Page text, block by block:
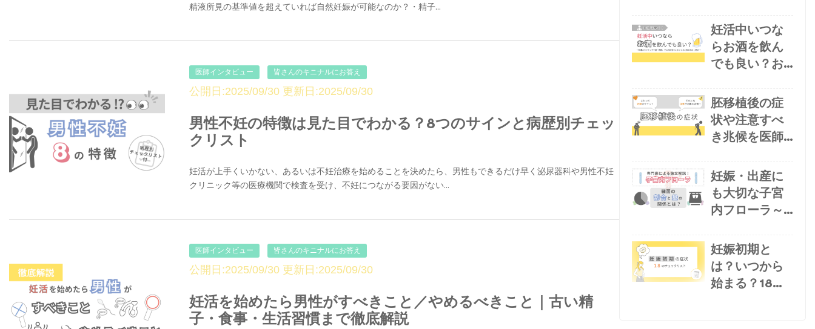
精液所見の基準値を超えていれば自然妊娠が可能なのか？・精子...
医師インタビュー 皆さんのキニナルにお答え
公開日:2025/09/30 更新日:2025/09/30
男性不妊の特徴は見た目でわかる？8つのサインと病歴別チェッ
クリスト
妊活が上手くいかない、あるいは不妊治療を始めることを決めたら、男性もできるだけ早く泌尿器科や男性不妊
クリニック等の医療機関で検査を受け、不妊につながる要因がない...
医師インタビュー 皆さんのキニナルにお答え
公開日:2025/09/30 更新日:2025/09/30
妊活を始めたら男性がすべきこと／やめるべきこと｜古い精
子・食事・生活習慣まで徹底解説
など将来への
影響は？
妊活中いつな
らお酒を飲ん
でも良い？お
るべき飲み物
や医師お勧め
の飲み物も紹
介
胚移植後の症
状や注意すべ
き兆候を医師
妊娠・出産に
も大切な子宮
内フローラ～
合」と「量」
の関係とは？
／専門家によ
妊娠初期と
は？いつから
始まる？18の